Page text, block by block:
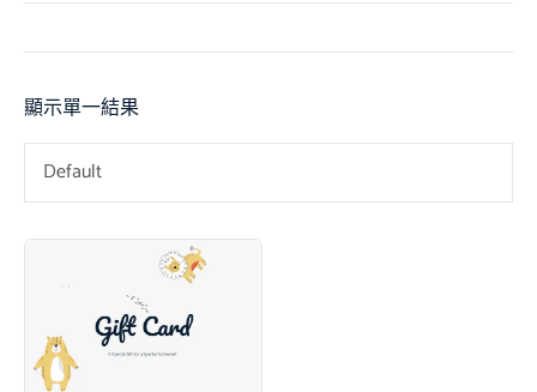
顯示單一結果
Default